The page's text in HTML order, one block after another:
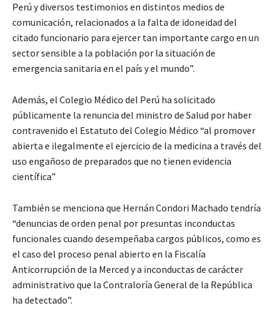
Perú y diversos testimonios en distintos medios de
comunicación, relacionados a la falta de idoneidad del
citado funcionario para ejercer tan importante cargo en un
sector sensible a la población por la situación de
emergencia sanitaria en el país y el mundo”.
Además, el Colegio Médico del Perú ha solicitado
públicamente la renuncia del ministro de Salud por haber
contravenido el Estatuto del Colegio Médico “al promover
abierta e ilegalmente el ejercicio de la medicina a través del
uso engañoso de preparados que no tienen evidencia
científica”
También se menciona que Hernán Condori Machado tendría
“denuncias de orden penal por presuntas inconductas
funcionales cuando desempeñaba cargos públicos, como es
el caso del proceso penal abierto en la Fiscalía
Anticorrupción de la Merced y a inconductas de carácter
administrativo que la Contraloría General de la República
ha detectado”.